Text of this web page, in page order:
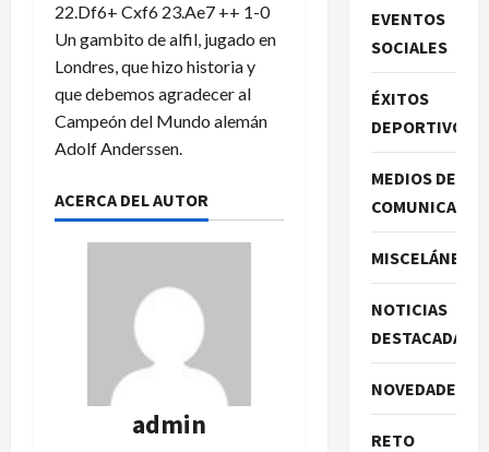
22.Df6+ Cxf6 23.Ae7 ++ 1-0
Un gambito de alfil, jugado en
Londres, que hizo historia y
que debemos agradecer al
Campeón del Mundo alemán
Adolf Anderssen.
ACERCA DEL AUTOR
admin
EVENTOS
SOCIALES
ÉXITOS
DEPORTIVOS
MEDIOS DE
MISCELÁNEA
NOTICIAS
DESTACADAS
NOVEDADES
RETO